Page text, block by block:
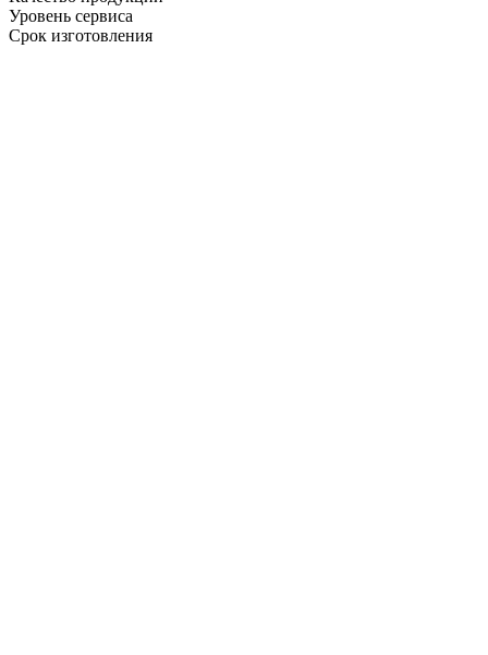
Уровень сервиса
Срок изготовления